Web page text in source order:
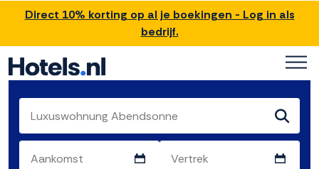
Direct 10% korting op al je boekingen - Log in als
bedrijf.